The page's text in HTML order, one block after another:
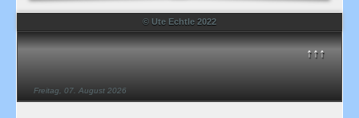
© Ute Echtle 2022
↑↑↑
Freitag, 07. August 2026